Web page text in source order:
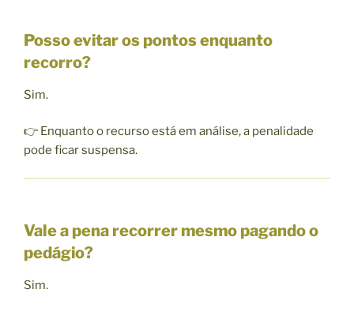
Posso evitar os pontos enquanto
recorro?
Sim.
👉 Enquanto o recurso está em análise, a penalidade
pode ficar suspensa.
Vale a pena recorrer mesmo pagando o
pedágio?
Sim.